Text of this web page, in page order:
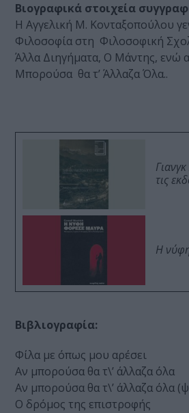
Βιογραφικά στοιχεία
Η Αγγελική Μ. Κονταξοπούλου
Φιλοσοφία στη Φιλοσοφική
Άλλα Διηγήματα, Ο Μάντης, ενώ
Μπορούσα θα τ’ Άλλαζα Όλα..
τις
Η
Βιβλιογραφία:
Φίλα με όπως μου αρέσει
Αν μπορούσα θα τ\’ άλλαζα όλα
Αν μπορούσα θα τ\’ άλλαζα όλα
Ο δρόμος της επιστροφής